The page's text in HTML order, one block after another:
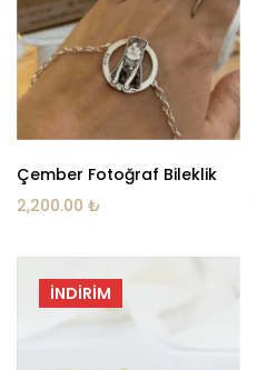
Çember Fotoğraf Bileklik
2,200.00 ₺
İNDIRIM